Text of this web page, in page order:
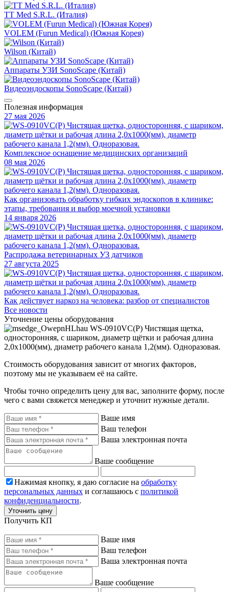
TT Med S.R.L. (Италия)
VOLEM (Furun Medical) (Южная Корея)
Wilson (Китай)
Аппараты УЗИ SonoScape (Китай)
Видеоэндоскопы SonoScape (Китай)
Полезная информация
27 мая 2026
Комплексное оснащение медицинских организаций
08 мая 2026
Как организовать обработку гибких эндоскопов в клинике:
этапы, требования и выбор моечной установки
14 января 2026
Распродажа ветеринарных УЗ датчиков
27 августа 2025
Как действует наркоз на человека: разбор от специалистов
Все новости
Уточнение цены оборудования
WS-0910VC(P) Чистящая щетка,
односторонняя, с шариком, диаметр щётки и рабочая длина
2,0х1000(мм), диаметр рабочего канала 1,2(мм). Одноразовая.
Стоимость оборудования зависит от многих факторов,
поэтому мы не указываем её на сайте.
Чтобы точно определить цену для вас, заполните форму, после
чего с вами свяжется менеджер и уточнит нужные детали.
Ваше имя
Ваш телефон
Ваша электронная почта
Ваше сообщение
Нажимая кнопку, я даю согласие на обработку
персональных данных и соглашаюсь с политикой
конфиденциальности.
Уточнить цену
Получить КП
Ваше имя
Ваш телефон
Ваша электронная почта
Ваше сообщение